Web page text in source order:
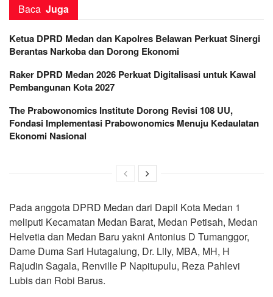
Baca Juga
Ketua DPRD Medan dan Kapolres Belawan Perkuat Sinergi
Berantas Narkoba dan Dorong Ekonomi
Raker DPRD Medan 2026 Perkuat Digitalisasi untuk Kawal
Pembangunan Kota 2027
The Prabowonomics Institute Dorong Revisi 108 UU,
Fondasi Implementasi Prabowonomics Menuju Kedaulatan
Ekonomi Nasional
Pada anggota DPRD Medan dari Dapil Kota Medan 1
meliputi Kecamatan Medan Barat, Medan Petisah, Medan
Helvetia dan Medan Baru yakni Antonius D Tumanggor,
Dame Duma Sari Hutagalung, Dr. Lily, MBA, MH, H
Rajudin Sagala, Renville P Napitupulu, Reza Pahlevi
Lubis dan Robi Barus.